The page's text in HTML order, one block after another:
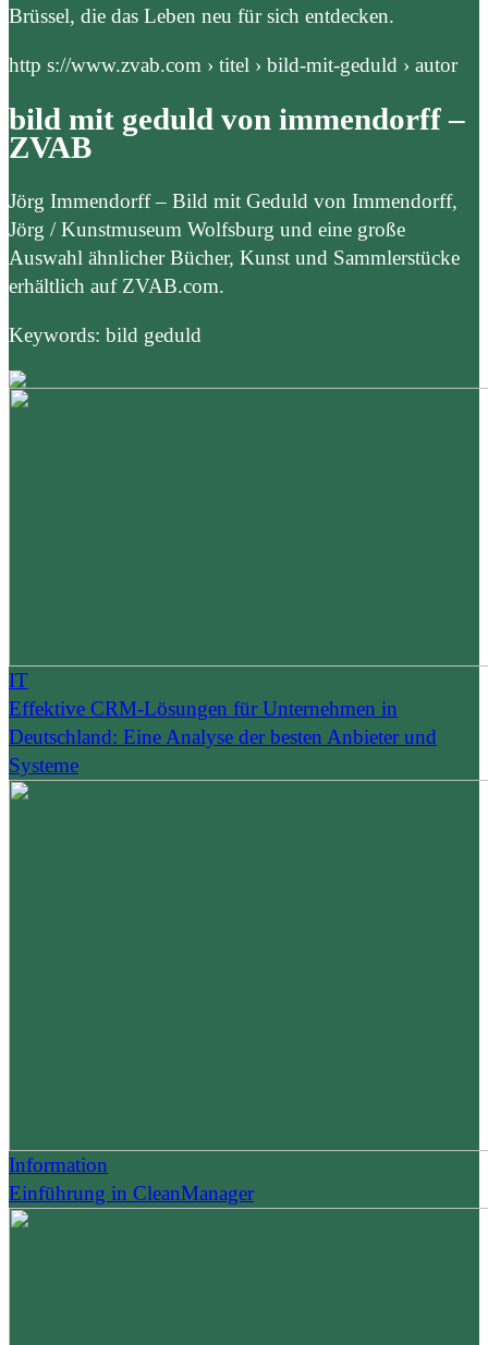
Brüssel, die das Leben neu für sich entdecken.
http s://www.zvab.com › titel › bild-mit-geduld › autor
bild mit geduld von immendorff –
ZVAB
Jörg Immendorff – Bild mit Geduld von Immendorff,
Jörg / Kunstmuseum Wolfsburg und eine große
Auswahl ähnlicher Bücher, Kunst und Sammlerstücke
erhältlich auf ZVAB.com.
Keywords: bild geduld
IT
Effektive CRM-Lösungen für Unternehmen in
Deutschland: Eine Analyse der besten Anbieter und
Systeme
Information
Einführung in CleanManager